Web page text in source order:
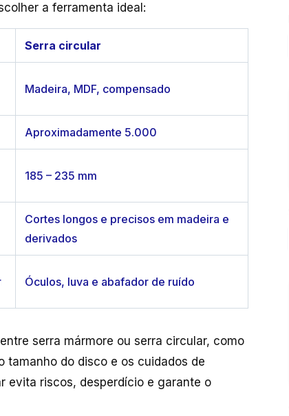
a ferramenta ideal:
Serra circular
Madeira, MDF, compensado
Aproximadamente 5.000
185 – 235 mm
Cortes longos e precisos em madeira e
derivados
Óculos, luva e abafador de ruído
serra mármore ou serra circular, como
tamanho do disco e os cuidados de
evita riscos, desperdício e garante o